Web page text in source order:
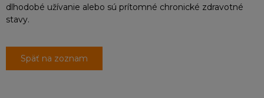
dlhodobé užívanie alebo sú prítomné chronické zdravotné
stavy.
Späť na zoznam